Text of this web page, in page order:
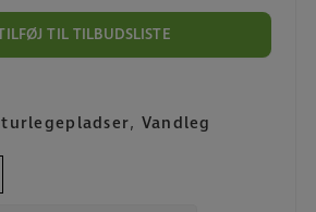
TIL TILBUDSLISTE
, Vandleg